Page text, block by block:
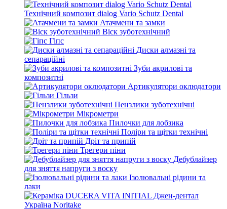
Технічний композит dialog Vario Schutz Dental
Атачмени та замки
Віск зуботехнічний
Гіпс
Диски алмазні та
сепараційні
Зуби акрилові та
композитні
Артикулятори оклюдатори
Гільзи
Пензлики зуботехнічні
Мікрометри
Пилочки для лобзика
Поліри та щітки технічні
Дріт та припій
Трегери піни
Дебублайзер
для зняття напруги з воску
Ізолювальні рідини та
лаки